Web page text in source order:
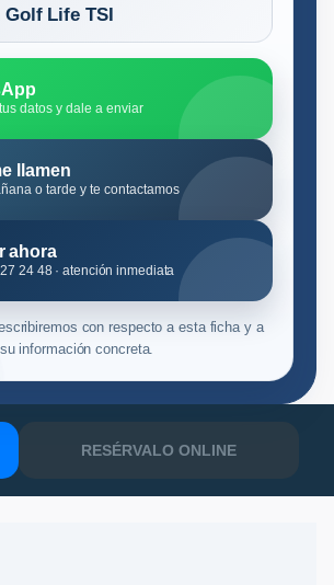
Golf Life TSI
datos y dale a enviar
llamen
o tarde y te contactamos
ahora
24 48 · atención inmediata
con respecto a esta ficha y a
su información concreta.
RESÉRVALO ONLINE